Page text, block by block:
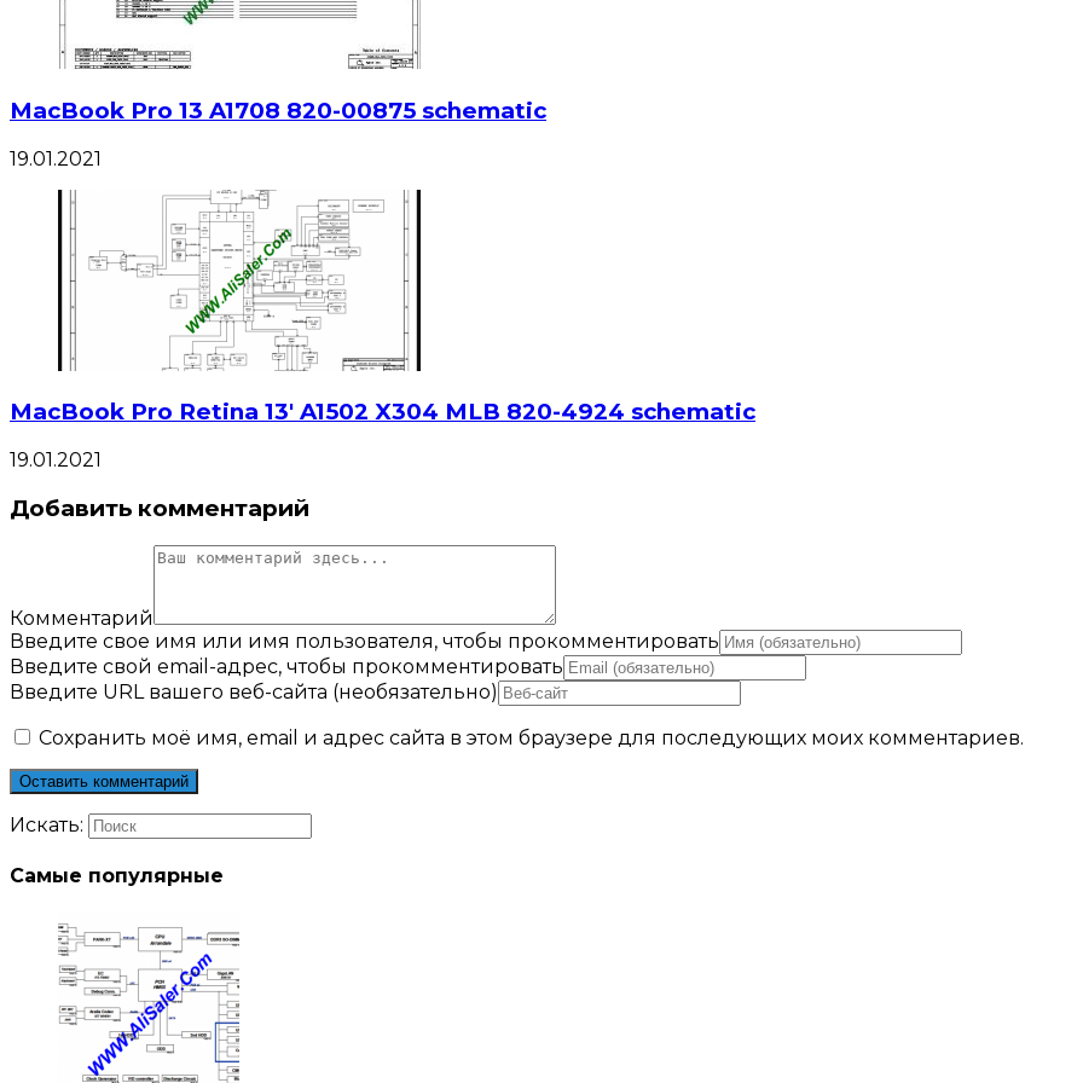
MacBook Pro 13 A1708 820-00875 schematic
19.01.2021
MacBook Pro Retina 13′ A1502 X304 MLB 820-4924 schematic
19.01.2021
Добавить комментарий
Комментарий
Введите свое имя или имя пользователя, чтобы прокомментировать
Введите свой email-адрес, чтобы прокомментировать
Введите URL вашего веб-сайта (необязательно)
Сохранить моё имя, email и адрес сайта в этом браузере для последующих моих комментариев.
Искать:
Самые популярные